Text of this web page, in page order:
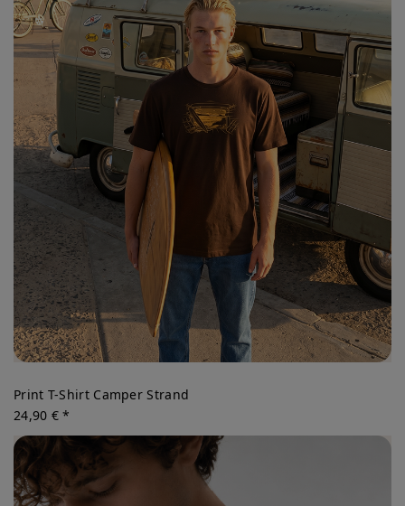
Print T-Shirt Camper Strand
24,90 € *